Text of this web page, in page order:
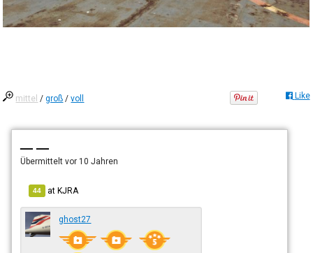
mittel /groß /voll Like
— —
Übermitteltvor 10 Jahren
44 atKJRA
ghost27